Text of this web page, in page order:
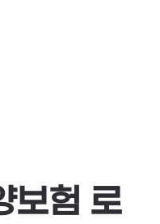
보험 로